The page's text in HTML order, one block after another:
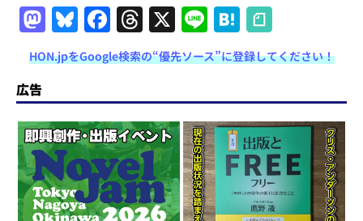
M
a
st
o
d
o
n
Bl
u
e
s
k
y
F
a
c
e
b
o
o
k
T
h
re
a
d
s
X Li
n
e
H
at
e
n
a
HON.jpをGoogle検索の“優先ソース”に登録してください！
広告